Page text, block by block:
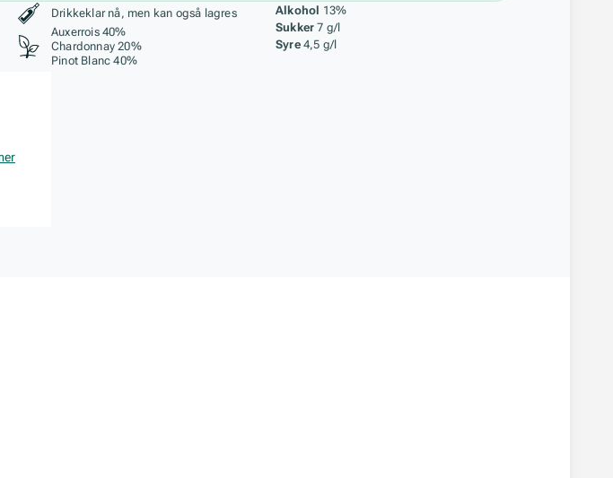
Stil, lagring og råstoff
Drikkeklar nå, men kan også lagres
Auxerrois 40%
Chardonnay 20%
Pinot Blanc 40%
Alkohol 13%
Sukker 7 g/l
Syre 4,5 g/l